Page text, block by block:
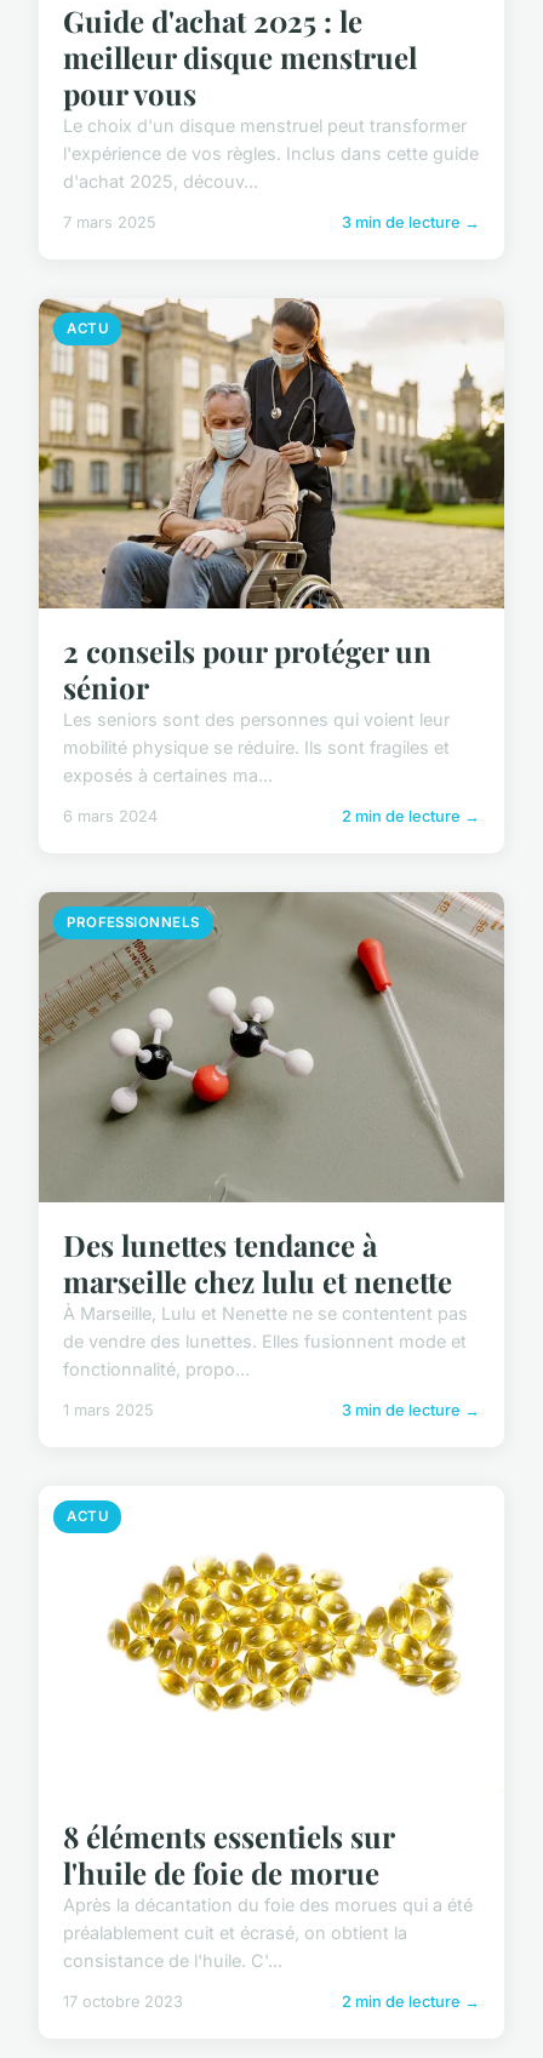
Guide d'achat 2025 : le
meilleur disque menstruel
pour vous
Le choix d'un disque menstruel peut transformer
l'expérience de vos règles. Inclus dans cette guide
d'achat 2025, découv...
7 mars 2025 3 min de lecture →
ACTU
2 conseils pour protéger un
sénior
Les seniors sont des personnes qui voient leur
mobilité physique se réduire. Ils sont fragiles et
exposés à certaines ma...
6 mars 2024 2 min de lecture →
PROFESSIONNELS
Des lunettes tendance à
marseille chez lulu et nenette
À Marseille, Lulu et Nenette ne se contentent pas
de vendre des lunettes. Elles fusionnent mode et
fonctionnalité, propo...
1 mars 2025 3 min de lecture →
ACTU
8 éléments essentiels sur
l'huile de foie de morue
Après la décantation du foie des morues qui a été
préalablement cuit et écrasé, on obtient la
consistance de l'huile. C'...
17 octobre 2023 2 min de lecture →